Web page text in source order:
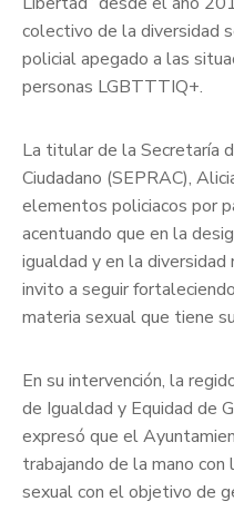
colectivo de la diversidad
policial apegado a las
personas LGBTTTIQ+.
La titular de la Secretaría
Ciudadano (SEPRAC),
elementos policiacos por
acentuando que en la
igualdad y en la
invito a seguir
materia sexual que tiene
En su intervención, la
de Igualdad y Equidad de
expresó que el
trabajando de la mano
sexual con el objetivo de